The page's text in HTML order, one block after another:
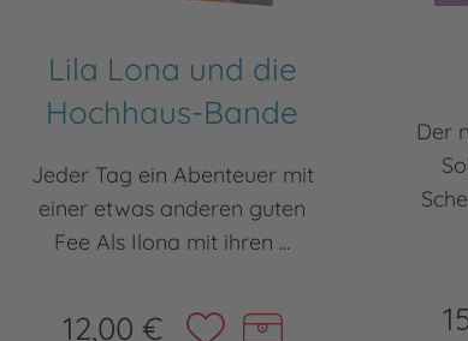
Lila Lona und die
Hochhaus-Bande
Jeder Tag ein Abenteuer mit
einer etwas anderen guten
Fee Als Ilona mit ihren ...
12,00 €
Der